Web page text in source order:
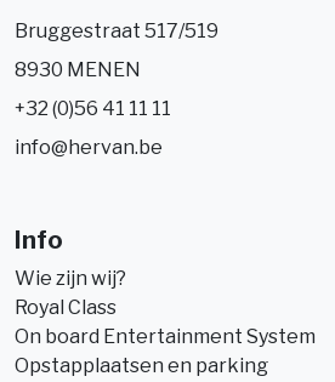
Bruggestraat 517/519
8930 MENEN
+32 (0)56 41 11 11
info@hervan.be
Info
Wie zijn wij?
Royal Class
On board Entertainment System
Opstapplaatsen en parking